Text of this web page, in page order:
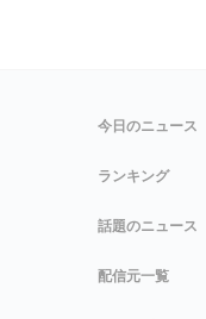
今日のニュース
ランキング
話題のニュース
配信元一覧